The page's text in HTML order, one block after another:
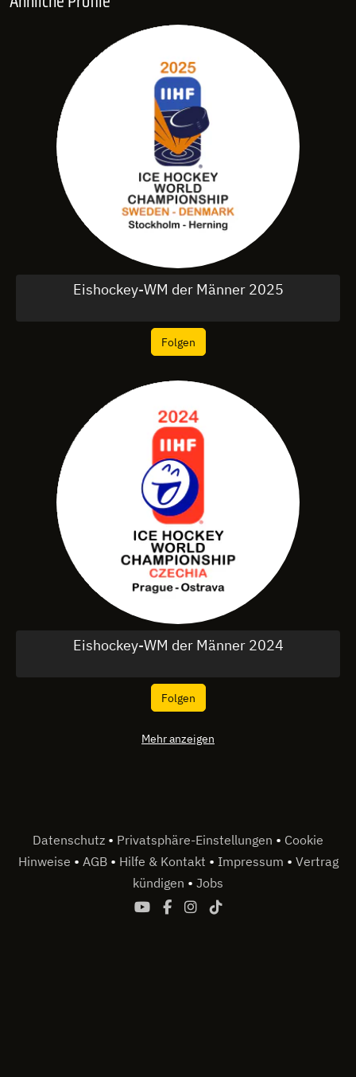
Eishockey-WM der Männer 2025
Folgen
Eishockey-WM der Männer 2024
Folgen
Mehr anzeigen
Datenschutz • Privatsphäre-Einstellungen • Cookie
Hinweise • AGB • Hilfe & Kontakt • Impressum • Vertrag
kündigen • Jobs